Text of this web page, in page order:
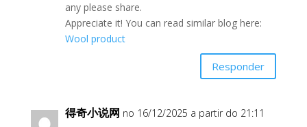
any please share.
Appreciate it! You can read similar blog here:
Wool product
Responder
得奇小说网 no 16/12/2025 a partir do 21:11